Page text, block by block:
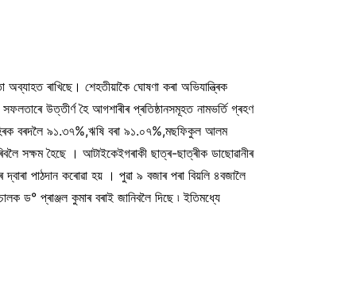
অব্যাহত ৰাখিছে। শেহতীয়াকৈ ঘোষণা কৰা অভিযান্ত্ৰিক
উত্তীৰ্ণ হৈ আগশাৰীৰ প্ৰতিষ্ঠানসমূহত নামভৰ্তি গ্ৰহণ
বৰদলৈ ৯১.৩৭%,ঋষি বৰা ৯১.০৭%,মছফিকুল আলম
হৈছে । আটাইকেইগৰাকী ছাত্ৰ-ছাত্ৰীক ডাছোৱানীৰ
পাঠদান কৰোৱা হয় । পুৱা ৯ বজাৰ পৰা বিয়লি ৪বজালৈ
ড° প্ৰাঞ্জল কুমাৰ বৰাই জানিবলৈ দিছে ৷ ইতিমধ্যে